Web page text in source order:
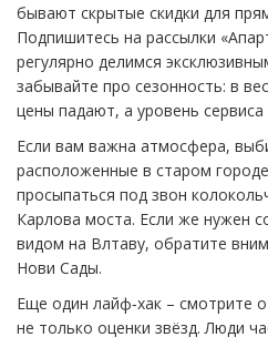
бывают скрытые скидки для
Подпишитесь на рассылки
регулярно делимся
забывайте про сезонность: в
цены падают, а уровень
Если вам важна атмосфера,
расположенные в старом
просыпаться под звон
Карлова моста. Если же нужен
видом на Влтаву, обратите
Нови Сады.
Еще один лайф‑хак – смотрите
не только оценки звёзд. Люди